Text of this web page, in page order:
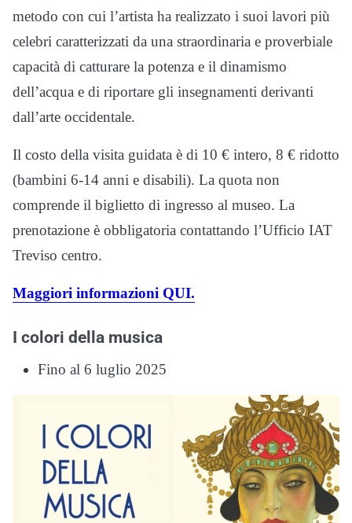
metodo con cui l’artista ha realizzato i suoi lavori più
celebri caratterizzati da una straordinaria e proverbiale
capacità di catturare la potenza e il dinamismo
dell’acqua e di riportare gli insegnamenti derivanti
dall’arte occidentale.
Il costo della visita guidata è di 10 € intero, 8 € ridotto
(bambini 6-14 anni e disabili). La quota non
comprende il biglietto di ingresso al museo. La
prenotazione è obbligatoria contattando l’Ufficio IAT
Treviso centro.
Maggiori informazioni QUI.
I colori della musica
Fino al 6 luglio 2025